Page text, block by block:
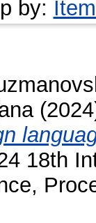
by:
18th